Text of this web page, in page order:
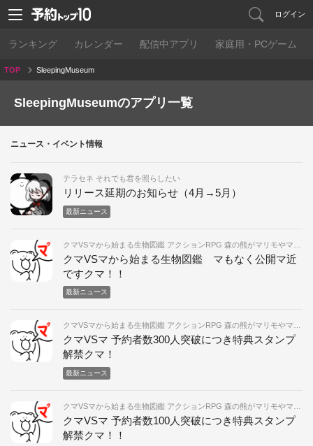
ログイン
ランキング カレンダー 配信中アプリ 家庭用・PCゲーム
TOP SleepingMuseum
SleepingMuseumのアプリ一覧
ニュース・イベント情報
テラセネ それでも君を照らしたい
リリース延期のお知らせ（4月→5月）
最新ニュース
クマVSマから始まる生物図鑑 アクションRPG 森の熊がマリモやマタ
ギとスタンプで戦うくま！！
クマVSマから始まる生物図鑑 マもなく公開マ近
ですクマ！！
最新ニュース
クマVSマから始まる生物図鑑 アクションRPG 森の熊がマリモやマタ
ギとスタンプで戦うくま！！
クマVSマ 予約者数300人突破につき特典スタンプ
解禁クマ！
最新ニュース
クマVSマから始まる生物図鑑 アクションRPG 森の熊がマリモやマタ
ギとスタンプで戦うくま！！
クマVSマ 予約者数100人突破につき特典スタンプ
解禁クマ！！